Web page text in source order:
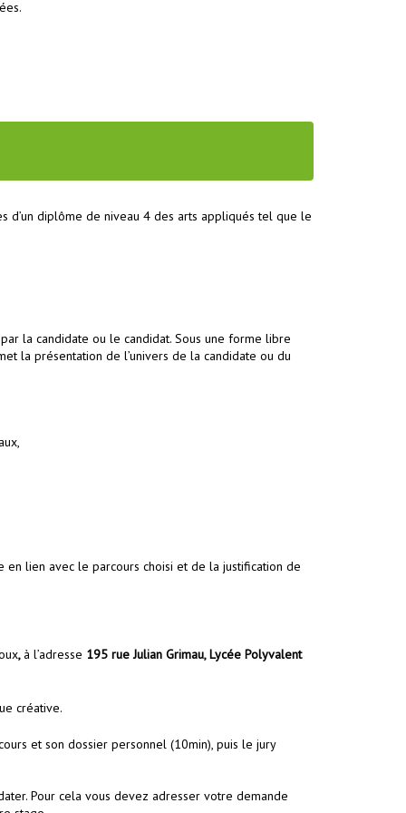
d’un diplôme de niveau 4 des arts appliqués tel que le
la candidate ou le candidat. Sous une forme libre
la présentation de l’univers de la candidate ou du
en lien avec le parcours choisi et de la justification de
, à l’adresse 195 rue Julian Grimau, Lycée Polyvalent
créative.
et son dossier personnel (10min), puis le jury
Pour cela vous devez adresser votre demande